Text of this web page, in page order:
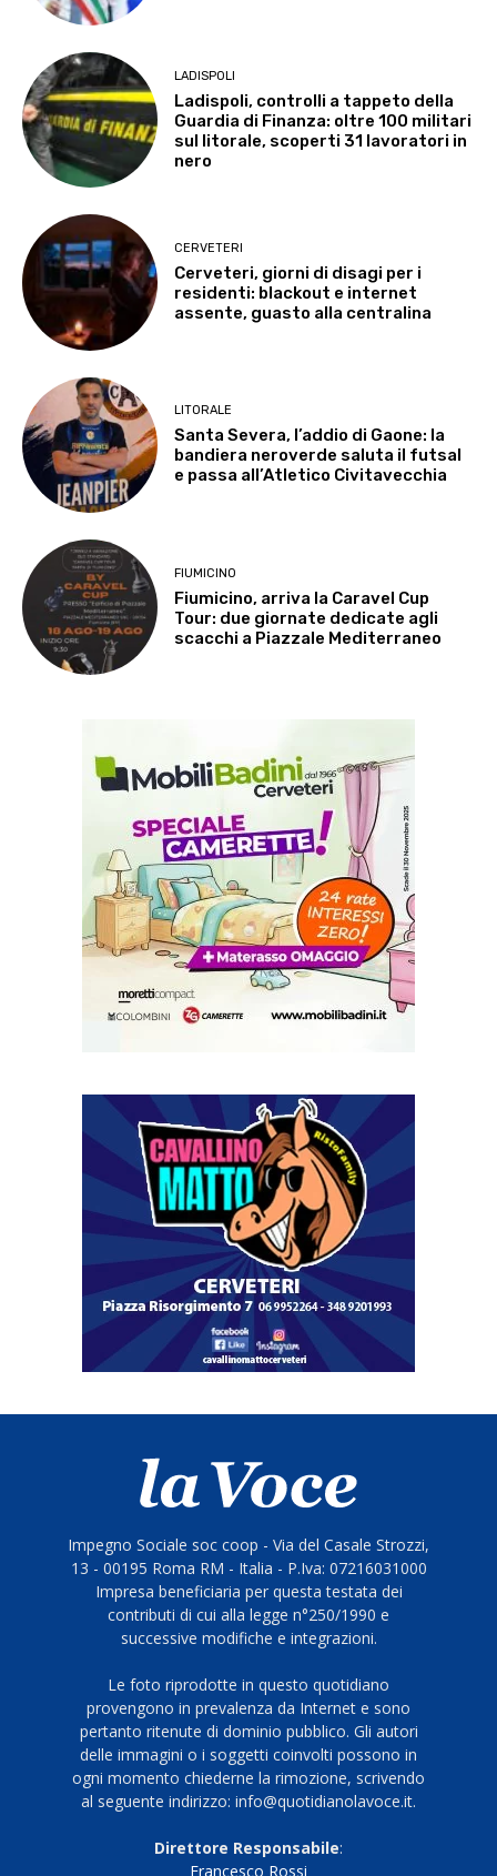
LADISPOLI
Ladispoli, controlli a tappeto della
Guardia di Finanza: oltre 100 militari
sul litorale, scoperti 31 lavoratori in
nero
CERVETERI
Cerveteri, giorni di disagi per i
residenti: blackout e internet
assente, guasto alla centralina
LITORALE
Santa Severa, l’addio di Gaone: la
bandiera neroverde saluta il futsal
e passa all’Atletico Civitavecchia
FIUMICINO
Fiumicino, arriva la Caravel Cup
Tour: due giornate dedicate agli
scacchi a Piazzale Mediterraneo
Impegno Sociale soc coop - Via del Casale Strozzi,
13 - 00195 Roma RM - Italia - P.Iva: 07216031000
Impresa beneficiaria per questa testata dei
contributi di cui alla legge n°250/1990 e
successive modifiche e integrazioni.
Le foto riprodotte in questo quotidiano
provengono in prevalenza da Internet e sono
pertanto ritenute di dominio pubblico. Gli autori
delle immagini o i soggetti coinvolti possono in
ogni momento chiederne la rimozione, scrivendo
al seguente indirizzo: info@quotidianolavoce.it.
Direttore Responsabile:
Francesco Rossi